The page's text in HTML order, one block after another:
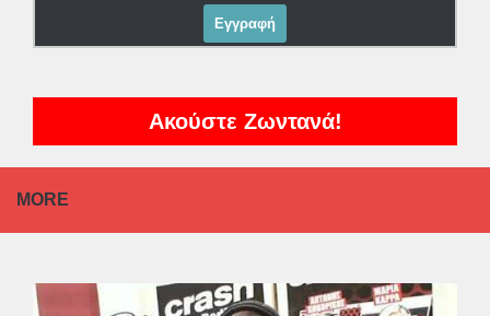
Ακούστε Ζωντανά!
MORE